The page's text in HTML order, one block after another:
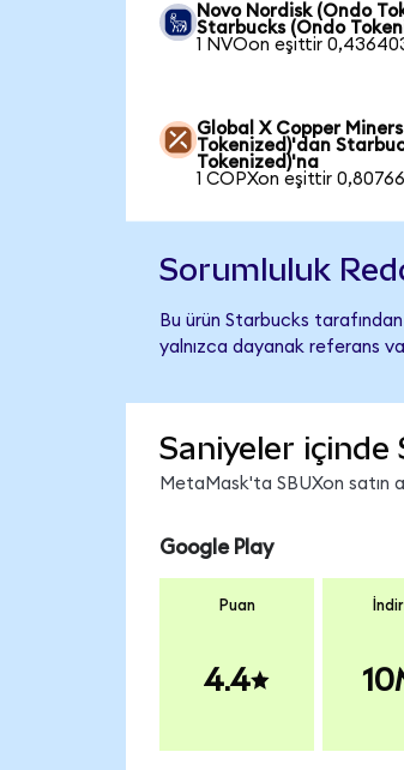
Novo Nordisk (Ondo
Starbucks (Ondo
1 NVOon eşittir
Global X Copper
Tokenized)'dan
Tokenized)'na
1 COPXon eşittir
Sorumluluk
Bu ürün Starbucks
yalnızca dayanak referans
Saniyeler içinde
MetaMask'ta SBUXon satın
Google Play
Puan
4.4